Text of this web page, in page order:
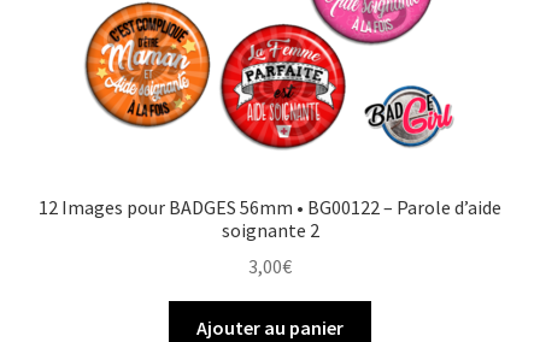
12 Images pour BADGES 56mm • BG00122 – Parole d’aide
soignante 2
3,00€
Ajouter au panier